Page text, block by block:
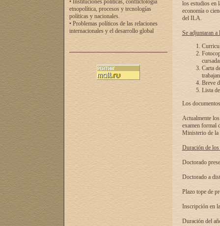
• Instituciones políticas, conflictología
etnopolítica, procesos y tecnologías
políticas y nacionales.
• Problemas políticos de las relaciones
internacionales y el desarrollo global
los estudios en
economía o
del ILA.
Se adjuntaran a
Carta
Breve
Lista
Los
Actualmente
examen formal
Ministerio de la
Duración de
Doctorado
Doctorado a
Plazo tope de
Inscripción en
Duración del